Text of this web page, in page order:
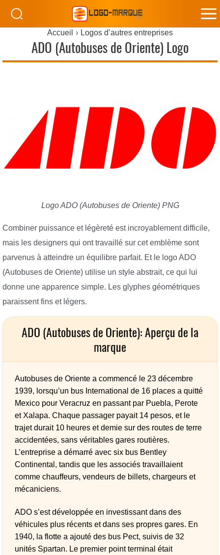
Accueil Logos d’autres entreprises
ADO (Autobuses de Oriente) Logo
Logo ADO (Autobuses de Oriente) PNG
Combiner puissance et légèreté est incroyablement difficile,
mais les designers qui ont travaillé sur cet emblème sont
parvenus à atteindre un équilibre parfait. Et le logo ADO
(Autobuses de Oriente) utilise un style abstrait, ce qui lui
donne une apparence simple. Les glyphes géométriques
paraissent fins et légers.
ADO (Autobuses de Oriente): Aperçu de la
marque
Autobuses de Oriente a commencé le 23 décembre
1939, lorsqu’un bus International de 16 places a quitté
Mexico pour Veracruz en passant par Puebla, Perote
et Xalapa. Chaque passager payait 14 pesos, et le
trajet durait 10 heures et demie sur des routes de terre
accidentées, sans véritables gares routières.
L’entreprise a démarré avec six bus Bentley
Continental, tandis que les associés travaillaient
comme chauffeurs, vendeurs de billets, chargeurs et
mécaniciens.
ADO s’est développée en investissant dans des
véhicules plus récents et dans ses propres gares. En
1940, la flotte a ajouté des bus Pect, suivis de 32
unités Spartan. Le premier point terminal était